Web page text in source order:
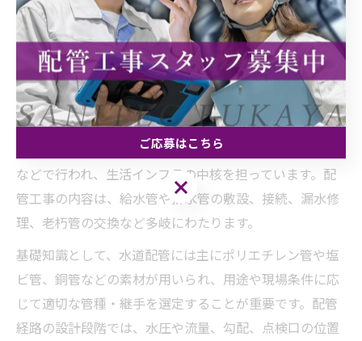
底解説
水道配管工事の基礎知識と重要ポイント
水道配管工事は、建物や施設に水を安全かつ効率的に供
給・排水するための配管を設置・修繕する作業です。主
に新築やリフォーム時、または老朽化による交換・修理
などで行われ、生活インフラの中核を担っています。配
管工事の内容は、給水管や排水管の敷設、接続、漏水修
理、老朽管の交換など多岐にわたります。
基礎知識として、水道配管には主にポリエチレン管や塩
ビ管、銅管などの素材が用いられ、用途や現場条件に応
じて適切な管種・継手を選定することが重要です。配管
経路の設計段階では、水圧や流量、勾配、点検口の位置
ご応募はこちら
ご応募はこちら